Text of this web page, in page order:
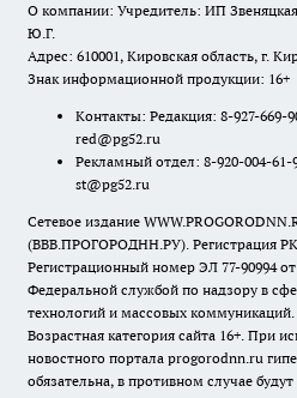
О компании: Учредитель: ИП
Ю.Г.
Адрес: 610001, Кировская область, г.
Знак информационной продукции: 16+
Контакты: Редакция: 8-927-669-
red@pg52.ru
Рекламный отдел: 8-920-004-
st@pg52.ru
Сетевое издание
(ВВВ.ПРОГОРОДНН.РУ). Регистрация
Регистрационный номер ЭЛ 77-90994 от
Федеральной службой по надзору в
технологий и массовых коммуникаций.
Возрастная категория сайта 16+. При
новостного портала progorodnn.ru
обязательна, в противном случае